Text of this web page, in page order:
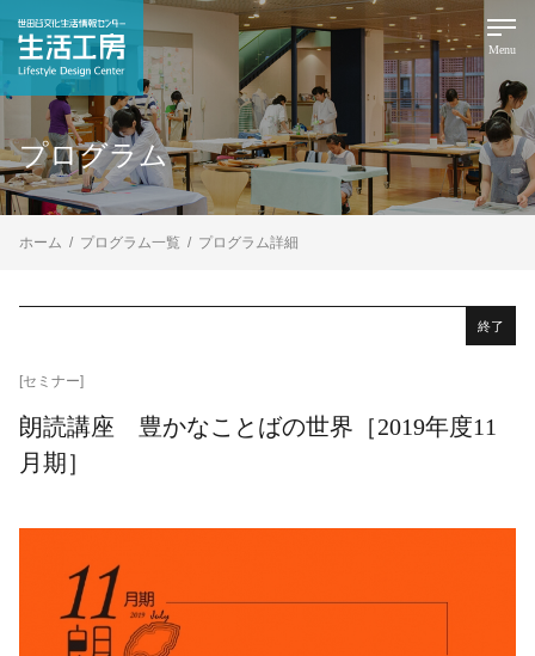
Menu
プログラム
ホーム プログラム一覧 プログラム詳細
終了
[セミナー]
朗読講座 豊かなことばの世界［2019年度11
月期］